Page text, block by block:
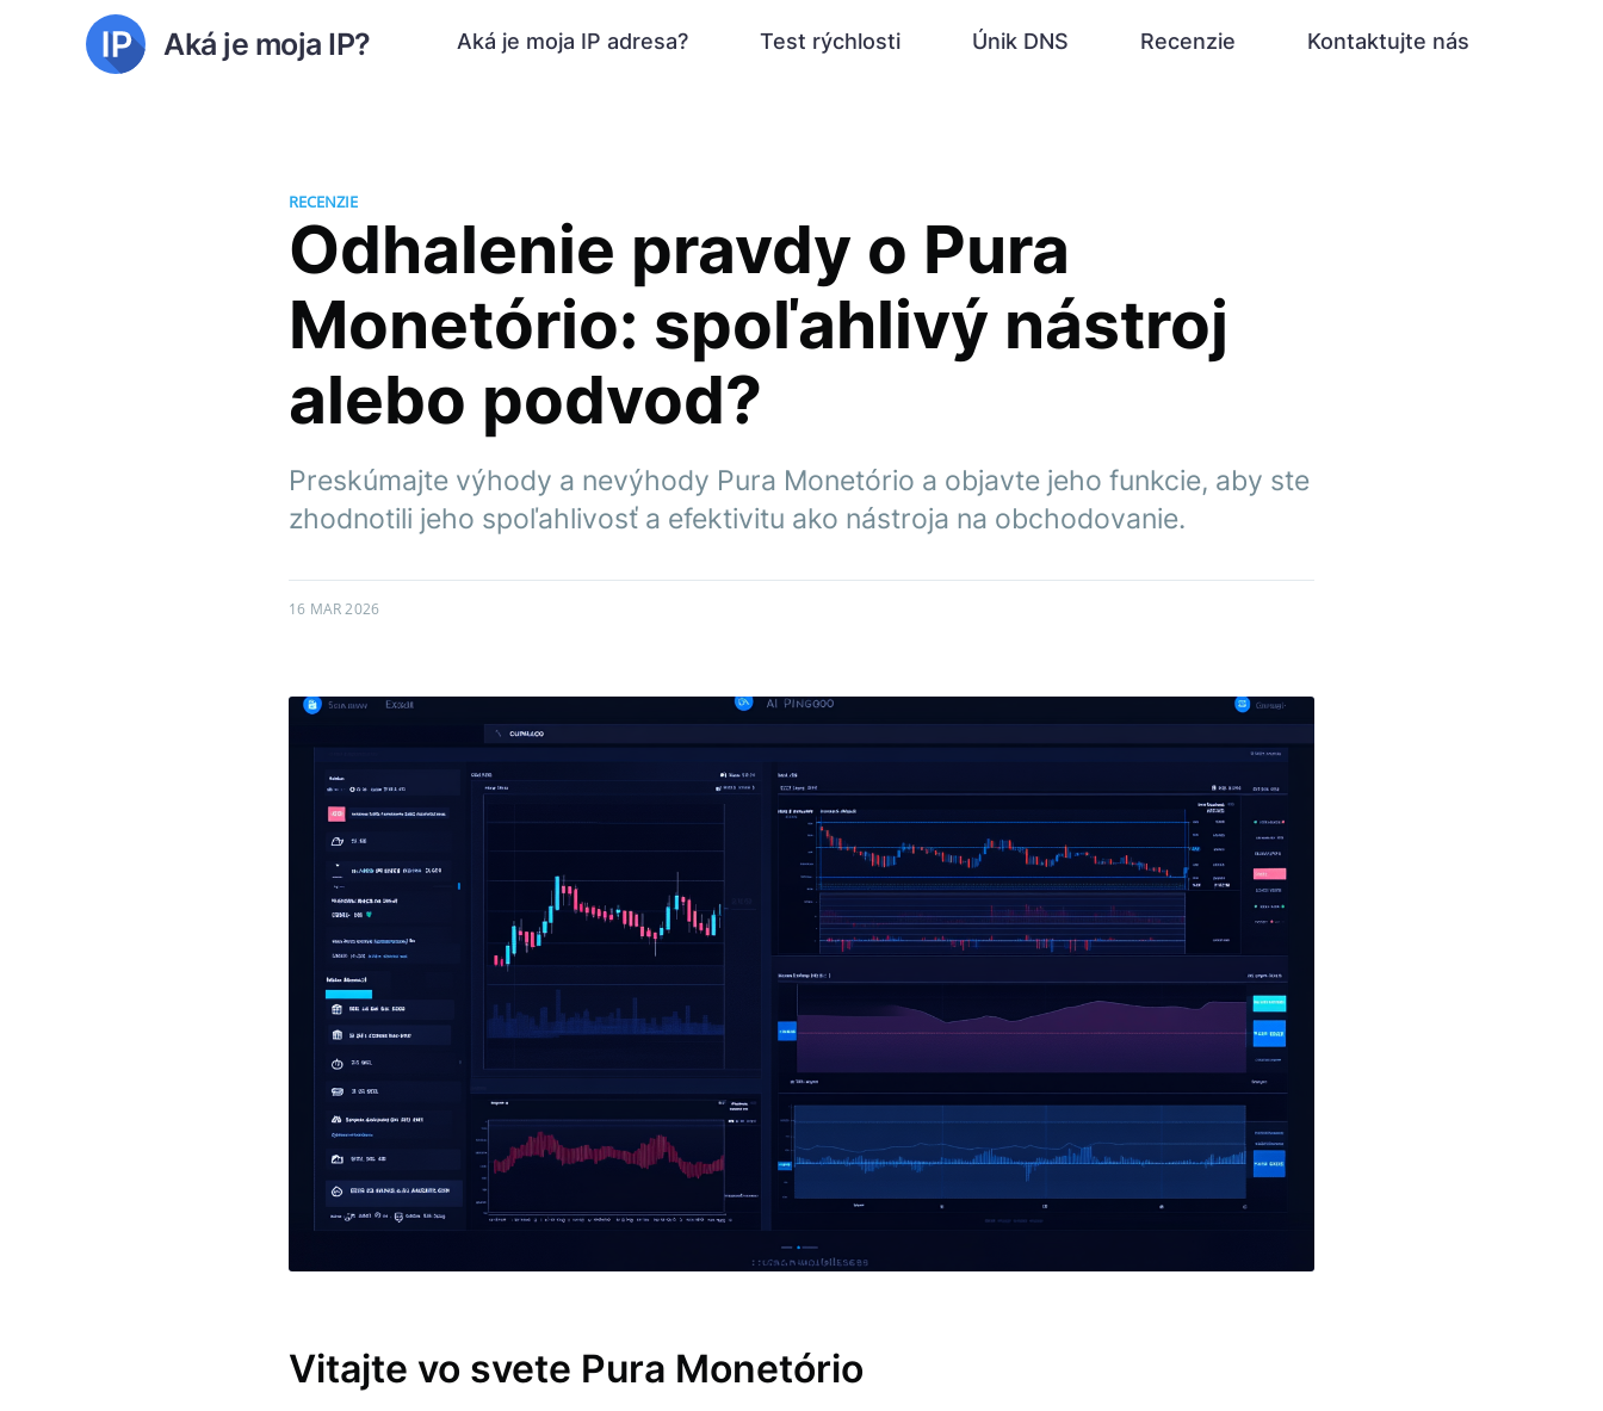
Aká je moja IP? Aká je moja IP adresa? Test rýchlosti Únik DNS Recenzie Kontaktujte nás
RECENZIE
Odhalenie pravdy o Pura
Monetório: spoľahlivý nástroj
alebo podvod?
Preskúmajte výhody a nevýhody Pura Monetório a objavte jeho funkcie, aby ste
zhodnotili jeho spoľahlivosť a efektivitu ako nástroja na obchodovanie.
16 MAR 2026
Vitajte vo svete Pura Monetório